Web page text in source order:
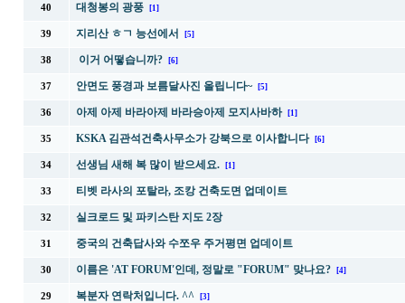
40 대청봉의 광풍 [1]
39 지리산 ㅎㄱ 능선에서 [5]
38 이거 어떻습니까? [6]
37 안면도 풍경과 보름달사진 올립니다~ [5]
36 아제 아제 바라아제 바라승아제 모지사바하 [1]
35 KSKA 김관석건축사무소가 강북으로 이사합니다 [6]
34 선생님 새해 복 많이 받으세요. [1]
33 티벳 라사의 포탈라, 조캉 건축도면 업데이트
32 실크로드 및 파키스탄 지도 2장
31 중국의 건축답사와 수쪼우 주거평면 업데이트
30 이름은 'AT FORUM'인데, 정말로 "FORUM" 맞나요? [4]
29 복분자 연락처입니다. ^^ [3]